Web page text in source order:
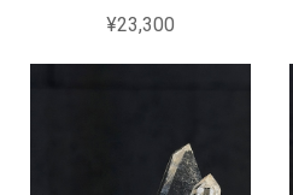
¥23,300